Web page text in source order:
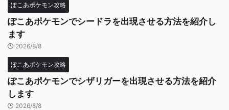
ぽこあポケモン攻略
ぽこあポケモンでシードラを出現させる方法を紹介し
ます
2026/8/8
ぽこあポケモン攻略
ぽこあポケモンでシザリガーを出現させる方法を紹介
します
2026/8/8